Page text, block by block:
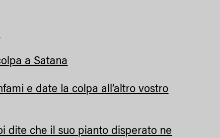
a Satana
e date la colpa all’altro vostro
dite che il suo pianto disperato ne